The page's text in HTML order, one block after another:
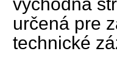
východná
určená pre
technické